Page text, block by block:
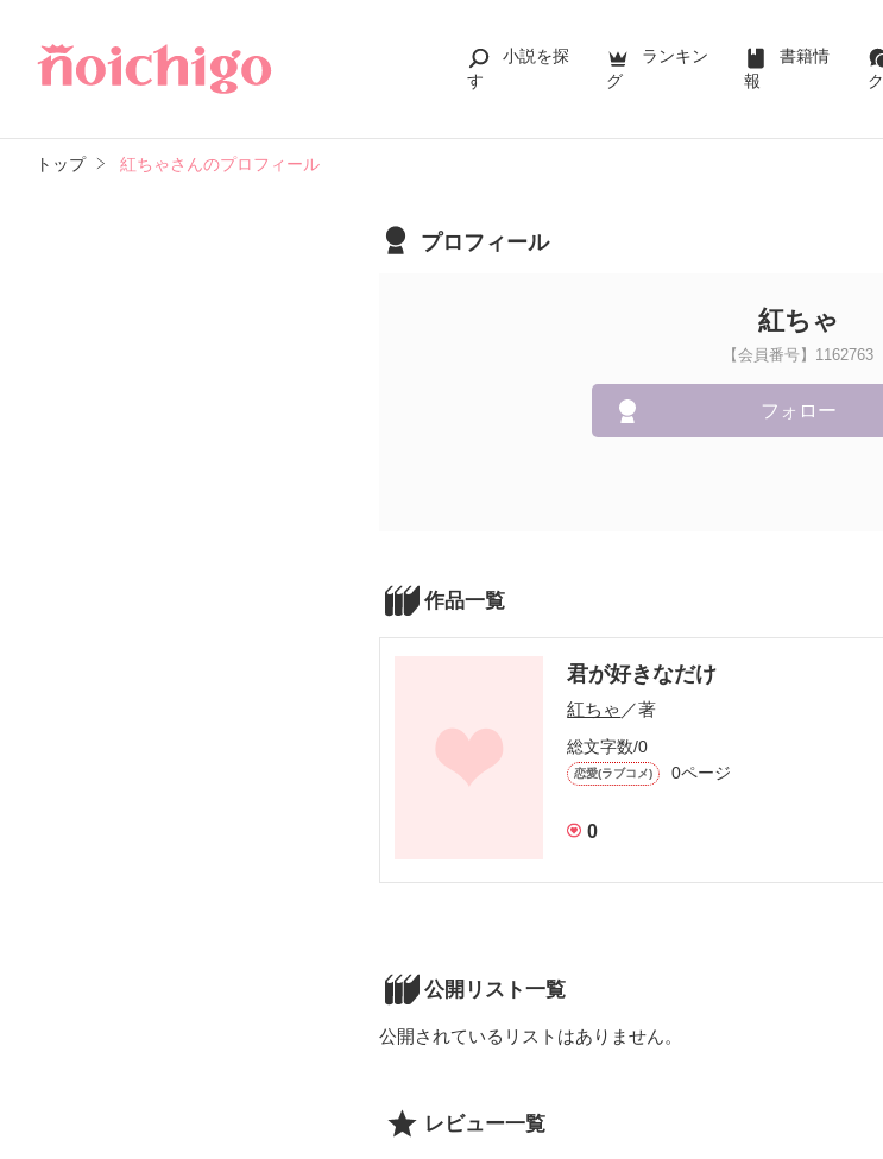
小説を探
す
ランキン
グ
書籍情
報
ク
トップ 紅ちゃさんのプロフィール
プロフィール
紅ちゃ
【会員番号】1162763
フォロー
作品一覧
君が好きなだけ
紅ちゃ ／著
総文字数/0
恋愛(ラブコメ) 0ページ
0
公開リスト一覧
公開されているリストはありません。
レビュー一覧